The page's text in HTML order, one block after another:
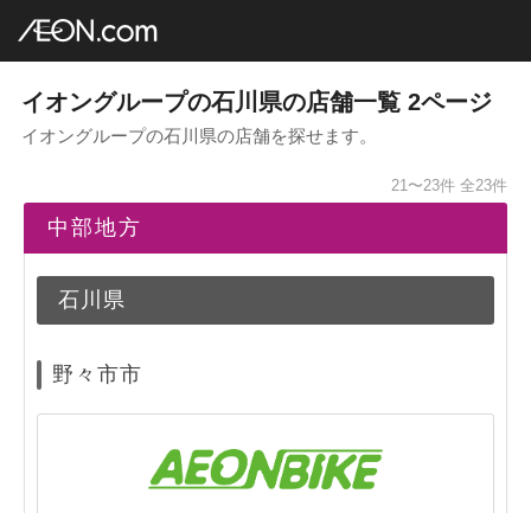
イオングループ店舗一覧
イオングループの石川県の店舗一覧 2ページ
イオングループの石川県の店舗を探せます。
21〜23件 全23件
中部地方
石川県
野々市市